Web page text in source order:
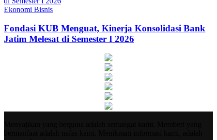
Ekonomi Bisnis
Fondasi KUB Menguat, Kinerja Konsolidasi Bank
Jatim Melesat di Semester I 2026